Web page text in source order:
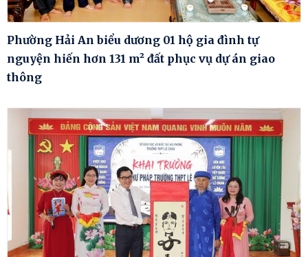
Phường Hải An biểu dương 01 hộ gia đình tự
nguyện hiến hơn 131 m² đất phục vụ dự án giao
thông